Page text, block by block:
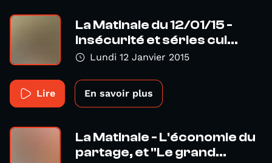
La Matinale du 12/01/15 -
Insécurité et séries cul...
Lundi 12 Janvier 2015
Lire En savoir plus
La Matinale - L'économie du
partage, et "Le grand...